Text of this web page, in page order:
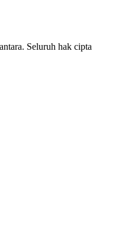
Seluruh hak cipta